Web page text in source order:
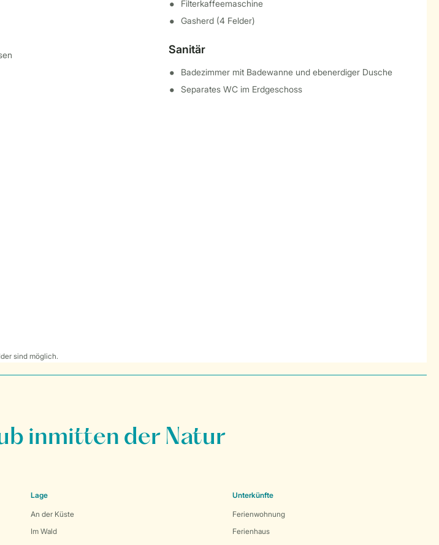
Filterkaffeemaschine
Gasherd (4 Felder)
Sanitär
Badezimmer mit Badewanne und ebenerdiger Dusche
Separates WC im Erdgeschoss
sind möglich.
inmitten der Natur
Lage
An der Küste
Im Wald
Unterkünfte
Ferienwohnung
Ferienhaus